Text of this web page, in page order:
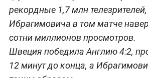
рекордные 1,7 млн
Ибрагимовича в том матче
сотни миллионов просмотров.
Швеция победила Англию 4:2,
12 минут до конца, а